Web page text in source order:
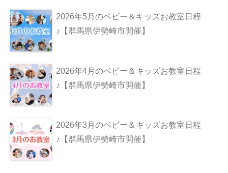
2026年5月のベビー＆キッズお教室日程
♪【群馬県伊勢崎市開催】
2026年4月のベビー＆キッズお教室日程
♪【群馬県伊勢崎市開催】
2026年3月のベビー＆キッズお教室日程
♪【群馬県伊勢崎市開催】